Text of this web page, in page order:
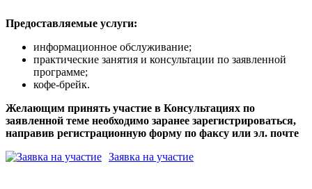
Предоставляемые услуги:
информационное обслуживание;
практические занятия и консультации по заявленной
программе;
кофе-брейк.
Желающим принять участие в Консультациях по
заявленной теме необходимо заранее зарегистрироваться,
направив регистрационную форму по факсу или эл. почте
Заявка на участие